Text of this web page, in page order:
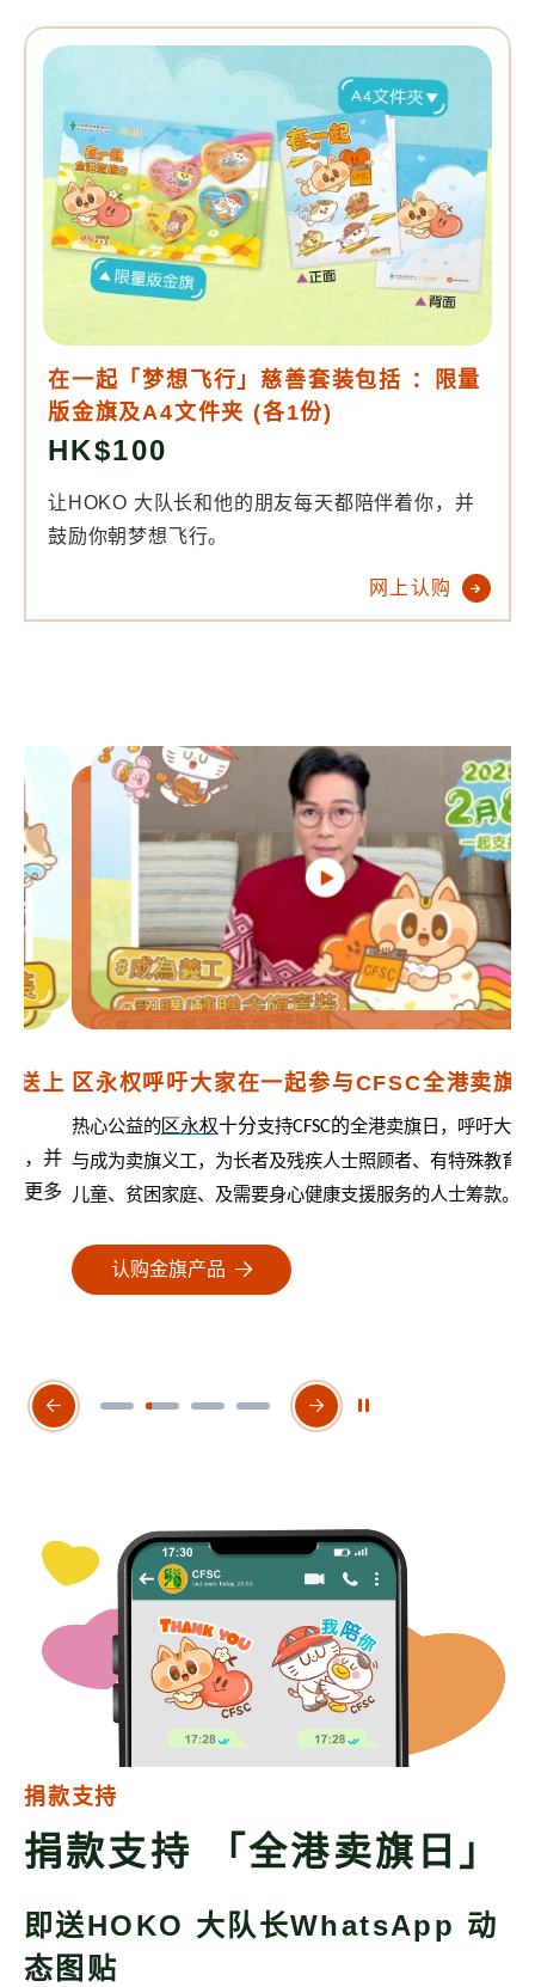
在一起「梦想飞行」慈善套装包括 ：限量
版金旗及A4文件夹 (各1份)
HK$100
让HOKO 大队长和他的朋友每天都陪伴着你，并
鼓励你朝梦想飞行。
网上认购
区永权呼吁大家在一起参与CFSC全港卖旗日
热心公益的区永权十分支持CFSC的全港卖旗日，呼吁大家参
与成为卖旗义工，为长者及残疾人士照顾者、有特殊教育需要
儿童、贫困家庭、及需要身心健康支援服务的人士筹款。
认购金旗产品
上一个幻灯片 下一个幻灯片
开始/暂停幻灯片
捐款支持
捐款支持 「全港卖旗日」
即送HOKO 大队长WhatsApp 动
态图贴